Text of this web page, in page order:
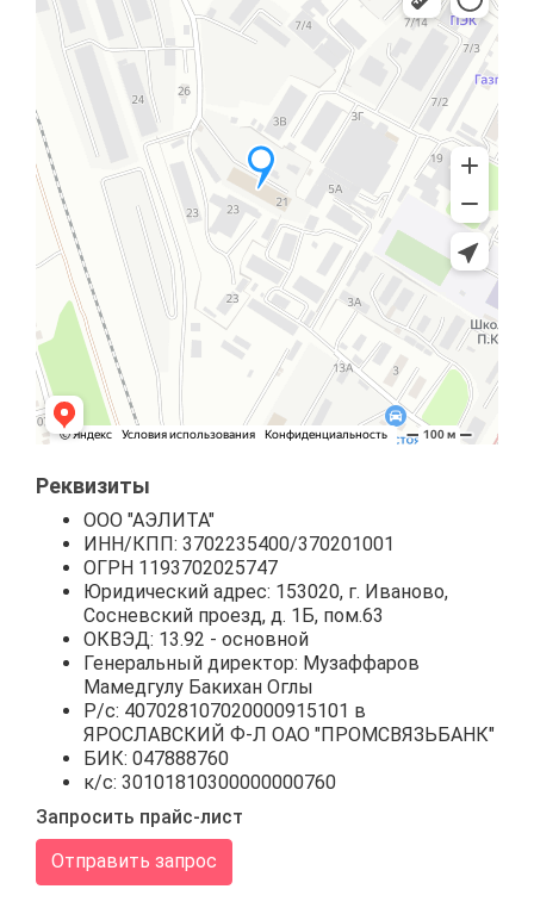
Реквизиты
ООО "АЭЛИТА"
ИНН/КПП: 3702235400/370201001
ОГРН 1193702025747
Юридический адрес: 153020, г. Иваново,
Сосневский проезд, д. 1Б, пом.63
ОКВЭД: 13.92 - основной
Генеральный директор: Музаффаров
Мамедгулу Бакихан Оглы
Р/с: 407028107020000915101 в
ЯРОСЛАВСКИЙ Ф-Л ОАО "ПРОМСВЯЗЬБАНК"
БИК: 047888760
к/с: 30101810300000000760
Запросить прайс-лист
Отправить запрос